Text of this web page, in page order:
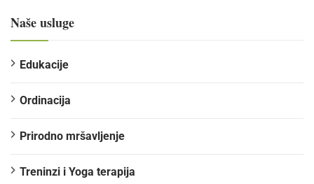
Naše usluge
Edukacije
Ordinacija
Prirodno mršavljenje
Treninzi i Yoga terapija